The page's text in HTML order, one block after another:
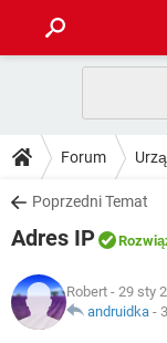
GRY
SPOTIFY
INSTAGRAM
WINDOWS 10
PORADY
PlayStation
INSTAGRAM
WINDOWS 10
DO POBRANIA
ANDROID
GRY
IOS
COVID-19
GRY
ARTYKUŁY
Forum
Poprzedni Temat
Adres IP
Robert - 29 sty
andruidka -